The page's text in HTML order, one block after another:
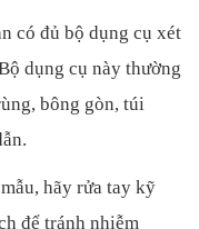
có đủ bộ dụng cụ xét
dụng cụ này thường
bông gòn, túi
hãy rửa tay kỹ
để tránh nhiễm